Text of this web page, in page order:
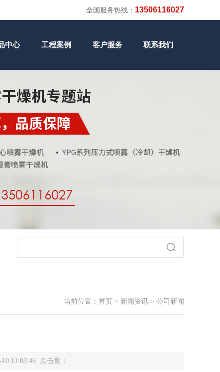
全国服务热线： 13506116027
中心 工程案例 客户服务 联系我们
当前位置： 首页 > 新闻资讯 > 公司新闻
11:03:46 点击量：